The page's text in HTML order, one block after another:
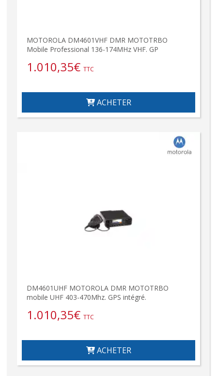
MOTOROLA DM4601VHF DMR MOTOTRBO
Mobile Professional 136-174MHz VHF. GP
1.010,35€ TTC
ACHETER
DM4601UHF MOTOROLA DMR MOTOTRBO
mobile UHF 403-470Mhz. GPS intégré.
1.010,35€ TTC
ACHETER